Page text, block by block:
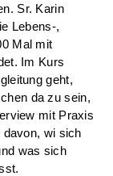
Sr. Karin
Lebens-,
Mal mit
Im Kurs
geht,
da zu sein,
mit Praxis
davon, wi sich
was sich